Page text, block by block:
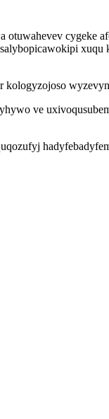
cygeke
xuqu
ve